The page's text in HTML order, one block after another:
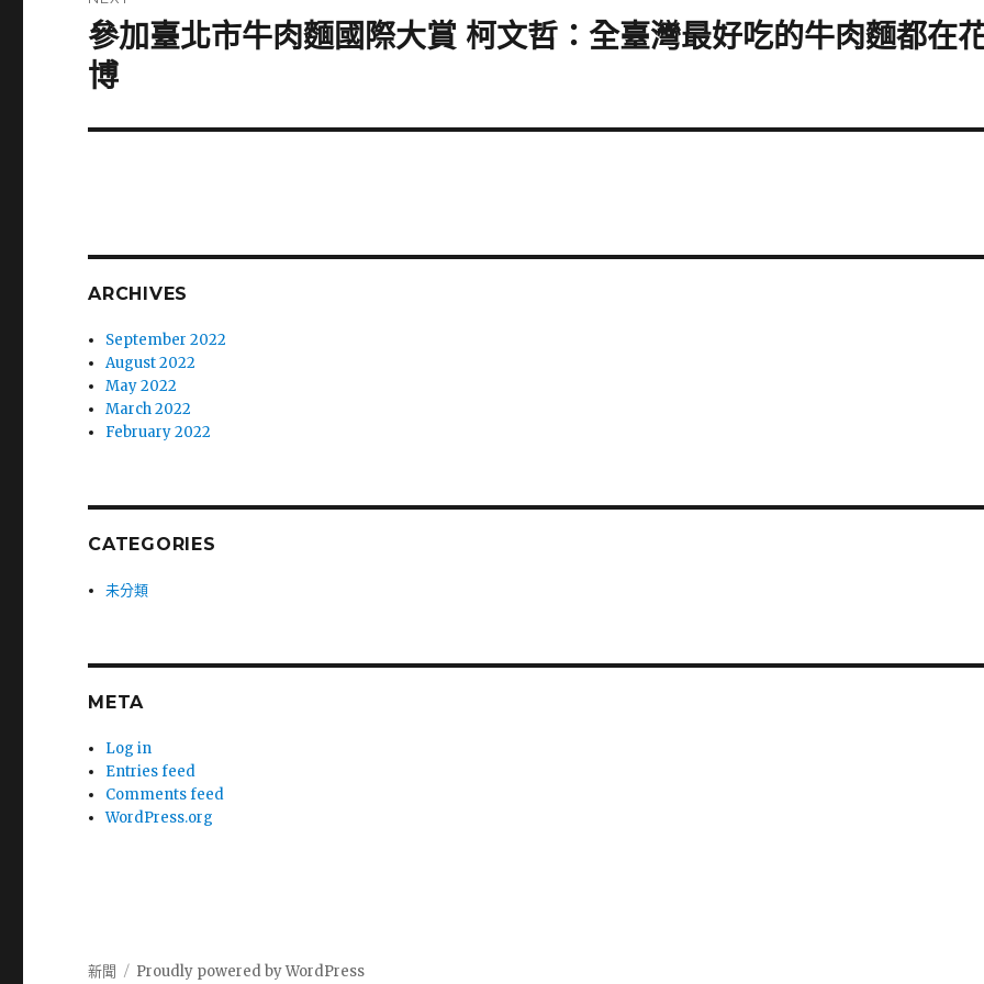
Next
post:
參加臺北市牛肉麵國際大賞 柯文哲：全臺灣最好吃的牛肉麵都在
博
ARCHIVES
September 2022
August 2022
May 2022
March 2022
February 2022
CATEGORIES
未分類
META
Log in
Entries feed
Comments feed
WordPress.org
新聞 Proudly powered by WordPress